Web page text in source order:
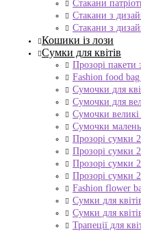
Стакани
Стакани з
Стакани з
Кошики із лози
Сумки для квітів
Прозорі пакети
Fashion food
Сумочки для
Сумочки для
Сумочки
Сумочки
Прозорі сумки
Прозорі сумки
Прозорі сумки
Прозорі сумки
Fashion flower
Сумки для
Сумки для
Трапеції для